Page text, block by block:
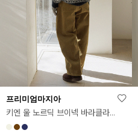
프리미엄마지아
키엔 울 노르딕 브이넥 바라클라바 SET